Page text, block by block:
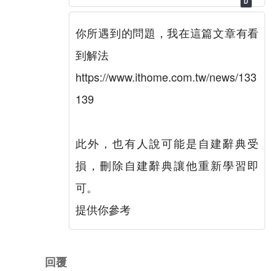
你所遇到的問題，我在這篇文章有看
到解法
https://www.ithome.com.tw/news/133
139
此外，也有人說可能是自建辭典受
損，刪除自建辭典讓他重新學習即
可。
提供你參考
回覆